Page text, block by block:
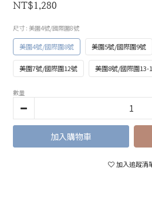
NT$1,280
尺寸 : 美圍4號/國際圍8號
美圍4號/國際圍8號 美圍5號/國際圍9號
美圍7號/國際圍12號 美圍8號/國際圍13-
數量
加入購物車
加入追蹤清